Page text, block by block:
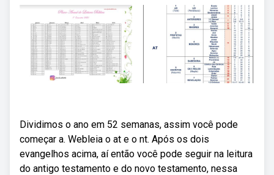
Dividimos o ano em 52 semanas, assim você pode
começar a. Webleia o at e o nt. Após os dois
evangelhos acima, aí então você pode seguir na leitura
do antigo testamento e do novo testamento, nessa